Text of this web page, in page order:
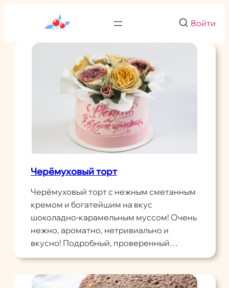
Войти
Черёмуховый торт
Черёмуховый торт с нежным сметанным
кремом и богатейшим на вкус
шоколадно-карамельным муссом! Очень
нежно, ароматно, нетривиально и
вкусно! Подробный, проверенный…